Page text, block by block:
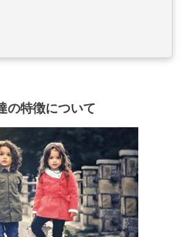
の特徴について